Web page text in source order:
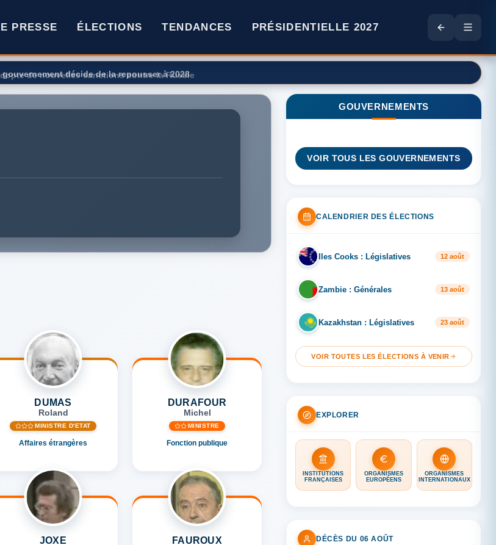
PRESSE ÉLECTIONS TENDANCES PRÉSIDENTIELLE 2027
décide de la repousser à 2028
DUMAS
Roland
MINISTRE D'ETAT
Affaires étrangères
DURAFOUR
Michel
MINISTRE
Fonction publique
JOXE FAUROUX
GOUVERNEMENTS
VOIR TOUS LES GOUVERNEMENTS
CALENDRIER DES ÉLECTIONS
IL Iles Cooks : Législatives 12 août
ZA Zambie : Générales 13 août
KA Kazakhstan : Législatives 23 août
VOIR TOUTES LES ÉLECTIONS À VENIR
EXPLORER
INSTITUTIONS
FRANÇAISES
ORGANISMES
EUROPÉENS
ORGANISMES
INTERNATIONAUX
DÉCÈS DU 06 AOÛT